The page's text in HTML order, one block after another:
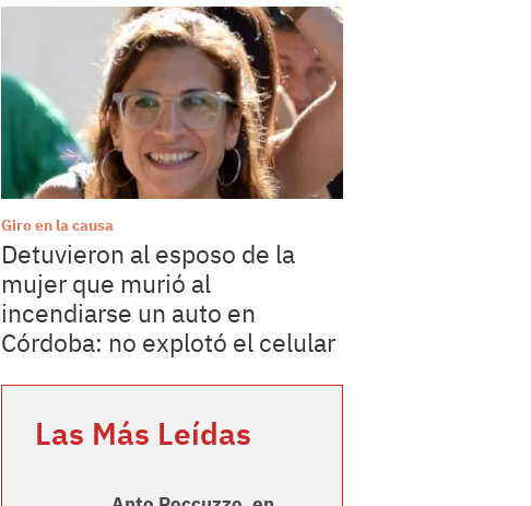
Giro en la causa
Detuvieron al esposo de la
mujer que murió al
incendiarse un auto en
Córdoba: no explotó el celular
Las Más Leídas